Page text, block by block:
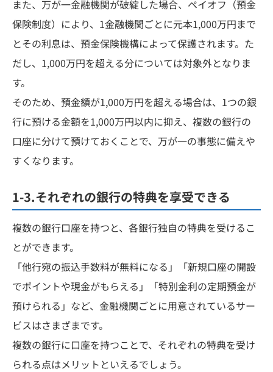
また、万が一金融機関が破綻した場合、ペイオフ（預金
保険制度）により、1金融機関ごとに元本1,000万円まで
とその利息は、預金保険機構によって保護されます。た
だし、1,000万円を超える分については対象外となりま
す。
そのため、預金額が1,000万円を超える場合は、1つの銀
行に預ける金額を1,000万円以内に抑え、複数の銀行の
口座に分けて預けておくことで、万が一の事態に備えや
すくなります。
1-3.それぞれの銀行の特典を享受できる
複数の銀行口座を持つと、各銀行独自の特典を受けるこ
とができます。
「他行宛の振込手数料が無料になる」「新規口座の開設
でポイントや現金がもらえる」「特別金利の定期預金が
預けられる」など、金融機関ごとに用意されているサー
ビスはさまざまです。
複数の銀行に口座を持つことで、それぞれの特典を受け
られる点はメリットといえるでしょう。